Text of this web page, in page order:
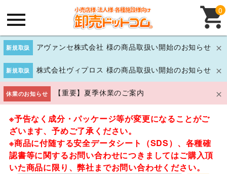
新規取扱 アヴァンセ株式会社 様の商品取扱い開始のお知らせ
新規取扱 株式会社ヴィプロス 様の商品取扱い開始のお知らせ
休業のお知らせ 【重要】夏季休業のご案内
0
※予告なく成分・パッケージ等が変更になることがご
ざいます、予めご了承ください。
※商品に付随する安全データシート（SDS）、各種確
認書等に関するお問い合わせにつきましてはご購入頂
いた商品に限り、弊社までお問い合わせください。